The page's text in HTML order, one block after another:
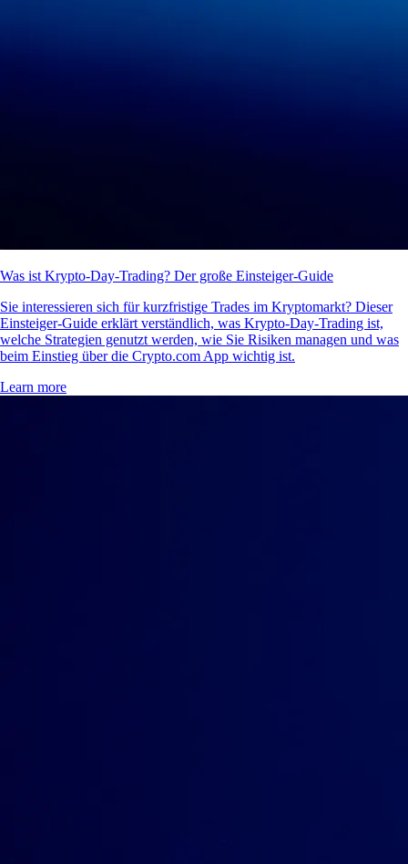
Was ist Krypto-Day-Trading? Der große Einsteiger-Guide
Sie interessieren sich für kurzfristige Trades im Kryptomarkt? Dieser
Einsteiger-Guide erklärt verständlich, was Krypto-Day-Trading ist,
welche Strategien genutzt werden, wie Sie Risiken managen und was
beim Einstieg über die Crypto.com App wichtig ist.
Learn more